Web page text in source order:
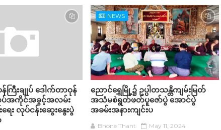
ကြီးချုပ် ဒေါက်တာဝုန်
အကိုင်အခွင့်အလမ်း
ရေး လုပ်ငန်းဆွေးနွေးပွဲ
NEWS
ညောင်ရွှေမြို့၌ ဥပ္ပါတသန္တိကျမ်းမြတ်
အသံမစဲရွတ်ဖတ်ပူဇော်ပွဲ အောင်ပွဲ
အခမ်းအနားကျင်းပ
Bhone Thant May 11, 2024